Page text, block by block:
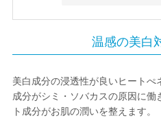
温感の美白
美白成分の浸透性が良いヒート
成分がシミ・ソバカスの原因に
ト成分がお肌の潤いを整えます。